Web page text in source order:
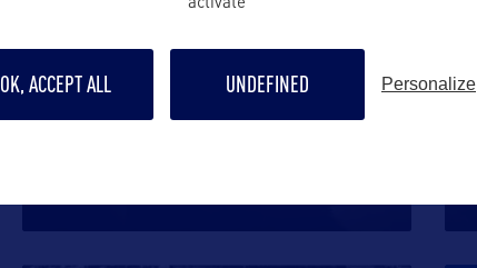
LITTLE HAVANA
activate
OK, ACCEPT ALL UNDEFINED Personalize